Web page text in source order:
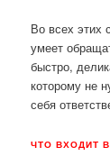
Во всех этих
умеет
быстро,
которому не
себя
ЧТО ВХОДИТ